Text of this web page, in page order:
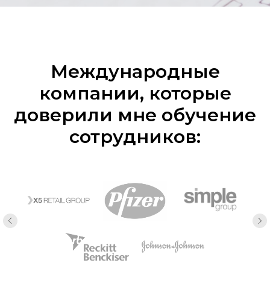
Международные
компании, которые
доверили мне обучение
сотрудников: